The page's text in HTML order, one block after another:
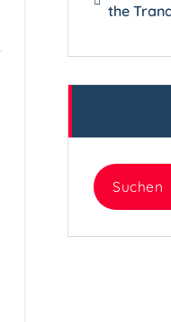
the
Suchen
nach: